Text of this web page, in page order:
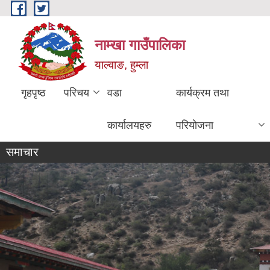
Skip to main content
नाम्खा गाउँपालिका
याल्वाङ, हुम्ला
गृहपृष्ठ परिचय वडा
कार्यालयहरु
कार्यक्रम तथा
परियोजना
समाचार सूचना!